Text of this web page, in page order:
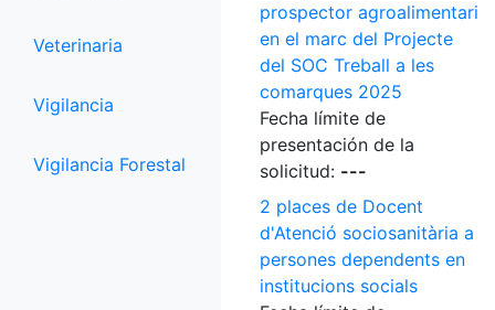
Veterinaria
Vigilancia
Vigilancia Forestal
prospector agroalimentari
en el marc del Projecte
del SOC Treball a les
comarques 2025
Fecha límite de
presentación de la
solicitud: ---
2 places de Docent
d'Atenció sociosanitària a
persones dependents en
institucions socials